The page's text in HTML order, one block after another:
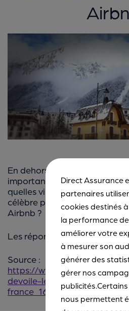
En dehors des 10 villes
importantes (dont Paris,
quelles villes ont la faveur
célèbre plateforme de
Airbnb ?
Les réponsesici.
Source :
https://www.lexpress.fr/
devoile-les-dix-villes-les-
france_1668932.html#
Direct Assurance
partenaires
cookies destinés
la performance de
améliorer votre
à mesurer son
générer des
gérer nos
nous permettent